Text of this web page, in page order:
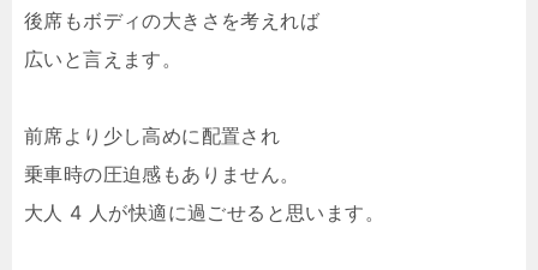
後席もボディの大きさを考えれば
広いと言えます。
前席より少し高めに配置され
乗車時の圧迫感もありません。
大人 4 人が快適に過ごせると思います。